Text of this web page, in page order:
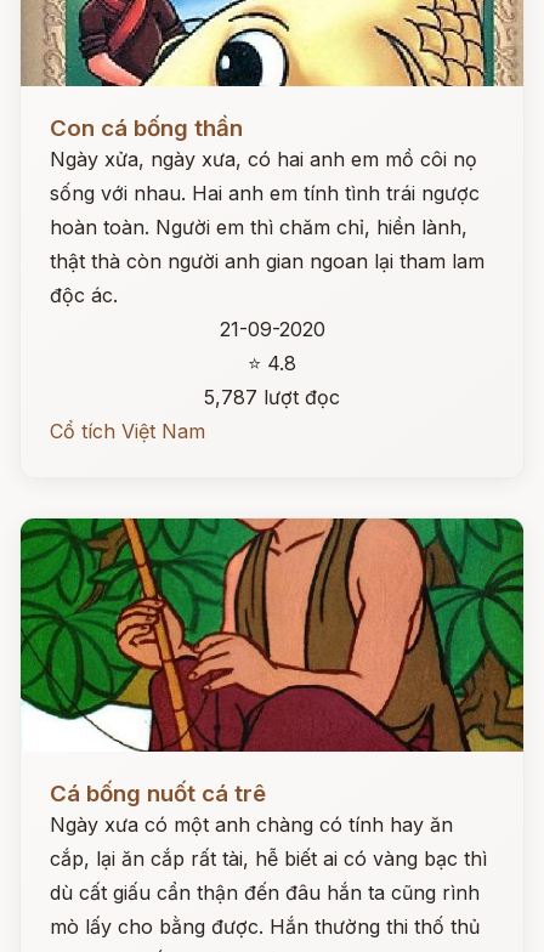
Con cá bống thần
Ngày xửa, ngày xưa, có hai anh em mồ côi nọ
sống với nhau. Hai anh em tính tình trái ngược
hoàn toàn. Người em thì chăm chỉ, hiền lành,
thật thà còn người anh gian ngoan lại tham lam
độc ác.
21-09-2020
⭐ 4.8
5,787 lượt đọc
Cổ tích Việt Nam
Đọc ngay
Cá bống nuốt cá trê
Ngày xưa có một anh chàng có tính hay ăn
cắp, lại ăn cắp rất tài, hễ biết ai có vàng bạc thì
dù cất giấu cẩn thận đến đâu hắn ta cũng rình
mò lấy cho bằng được. Hắn thường thi thố thủ